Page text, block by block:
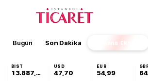
Bugün Son Dakika Finans EKSTRA
BIST
13.887,29
USD
47,70
EUR
54,99